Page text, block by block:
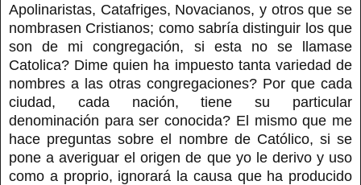
Apolinaristas, Catafriges, Novacianos, y otros que se
nombrasen Cristianos; como sabría distinguir los que
son de mi congregación, si esta no se llamase
Catolica? Dime quien ha impuesto tanta variedad de
nombres a las otras congregaciones? Por que cada
ciudad, cada nación, tiene su particular
denominación para ser conocida? El mismo que me
hace preguntas sobre el nombre de Católico, si se
pone a averiguar el origen de que yo le derivo y uso
como a proprio, ignorará la causa que ha producido